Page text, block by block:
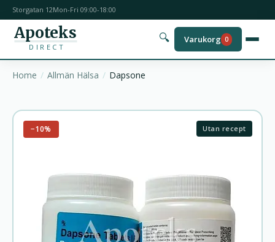
Storgatan 12Mon-Fri 09:00-18:00
Apoteks
DIRECT
🔍 Varukorg 0
Home Allmän Hälsa Dapsone
−10% Utan recept